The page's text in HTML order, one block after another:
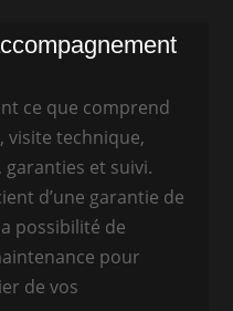
ce que comprend
technique,
et suivi.
d’une garantie de
possibilité de
pour
de vos